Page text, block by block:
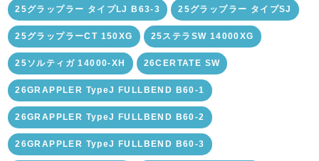
25グラップラー タイプLJ B63-3 25グラップラー タイプSJ
25グラップラーCT 150XG 25ステラSW 14000XG
25ソルティガ 14000-XH 26CERTATE SW
26GRAPPLER TypeJ FULLBEND B60-1
26GRAPPLER TypeJ FULLBEND B60-2
26GRAPPLER TypeJ FULLBEND B60-3